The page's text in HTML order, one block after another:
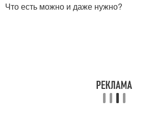
Что есть можно и даже нужно?